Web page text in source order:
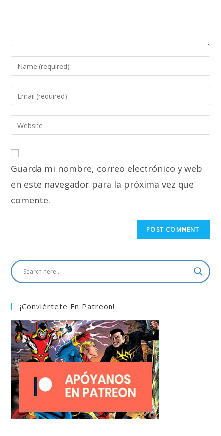
Enter
your
name
to
comment
Enter
your
email
address
Enter
your
URL
(optional)
Guarda mi nombre, correo electrónico y web
en este navegador para la próxima vez que
comente.
¡Conviértete En Patreon!